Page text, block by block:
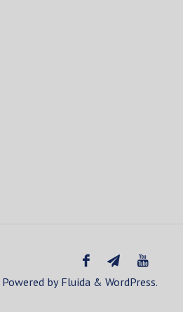
Powered byFluida & WordPress.